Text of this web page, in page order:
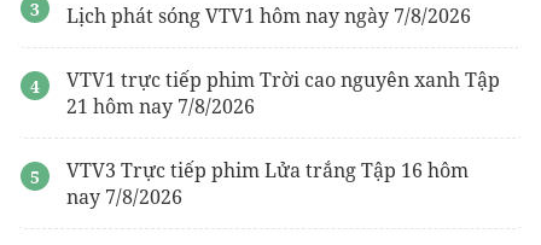
Lịch phát sóng VTV1 hôm nay ngày 7/8/2026
VTV1 trực tiếp phim Trời cao nguyên xanh Tập
21 hôm nay 7/8/2026
VTV3 Trực tiếp phim Lửa trắng Tập 16 hôm
nay 7/8/2026